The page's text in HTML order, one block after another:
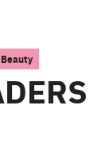
Beauty